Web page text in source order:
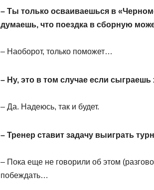
– Ты только осваиваешься в
думаешь, что поездка в сборную
– Наоборот, только поможет…
– Ну, это в том случае если
– Да. Надеюсь, так и будет.
– Тренер ставит задачу выиграть
– Пока еще не говорили об этом
побеждать…